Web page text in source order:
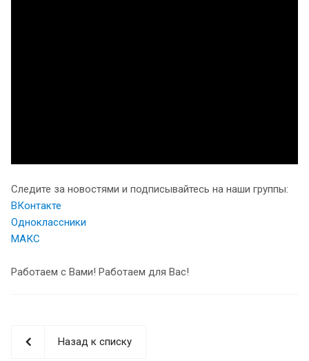
Следите за новостями и подписывайтесь на наши группы:
ВКонтакте
Одноклассники
МАКС
Работаем с Вами! Работаем для Вас!
Назад к списку